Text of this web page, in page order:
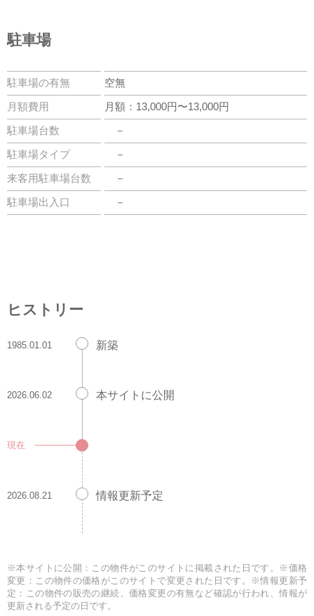
駐車場
駐車場の有無 空無
月額費用 月額：13,000円〜13,000円
駐車場台数 －
駐車場タイプ －
来客用駐車場台数 －
駐車場出入口 －
ヒストリー
1985.01.01 新築
2026.06.02 本サイトに公開
現在
2026.08.21 情報更新予定
※本サイトに公開：この物件がこのサイトに掲載された日です。※価格
変更：この物件の価格がこのサイトで変更された日です。※情報更新予
定：この物件の販売の継続、価格変更の有無など確認が行われ、情報が
更新される予定の日です。